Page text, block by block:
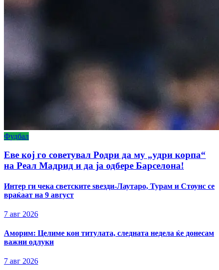
Фудбал
Еве кој го советувал Родри да му „удри корпа“
на Реал Мадрид и да ја одбере Барселона!
Интер ги чека светските ѕвезди-Лаутаро, Турам и Стоунс се
враќаат на 9 август
7 авг 2026
Аморим: Целиме кон титулата, следната недела ќе донесам
важни одлуки
7 авг 2026